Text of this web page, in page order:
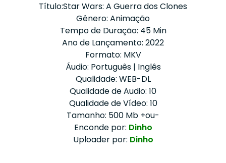
Título:Star Wars: A Guerra dos Clones
Gênero: Animação
Tempo de Duração: 45 Min
Ano de Lançamento: 2022
Formato: MKV
Áudio: Português | Inglês
Qualidade: WEB-DL
Qualidade de Audio: 10
Qualidade de Vídeo: 10
Tamanho: 500 Mb +ou-
Enconde por: Dinho
Uploader por: Dinho